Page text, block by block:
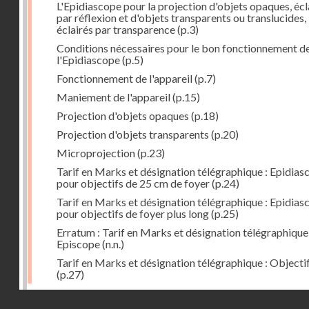
L'Epidiascope pour la projection d'objets opaques,
par réflexion et d'objets transparents ou translucides,
éclairés par transparence(p.3)
Conditions nécessaires pour le bon fonctionnement
l'Epidiascope(p.5)
Fonctionnement de l'appareil(p.7)
Maniement de l'appareil(p.15)
Projection d'objets opaques (p.18)
Projection d'objets transparents (p.20)
Microprojection(p.23)
Tarif en Marks et désignation télégraphique :
pour objectifs de 25 cm de foyer(p.24)
Tarif en Marks et désignation télégraphique :
pour objectifs de foyer plus long(p.25)
Erratum : Tarif en Marks et désignation
Episcope(n.n.)
Tarif en Marks et désignation télégraphique :
(p.27)